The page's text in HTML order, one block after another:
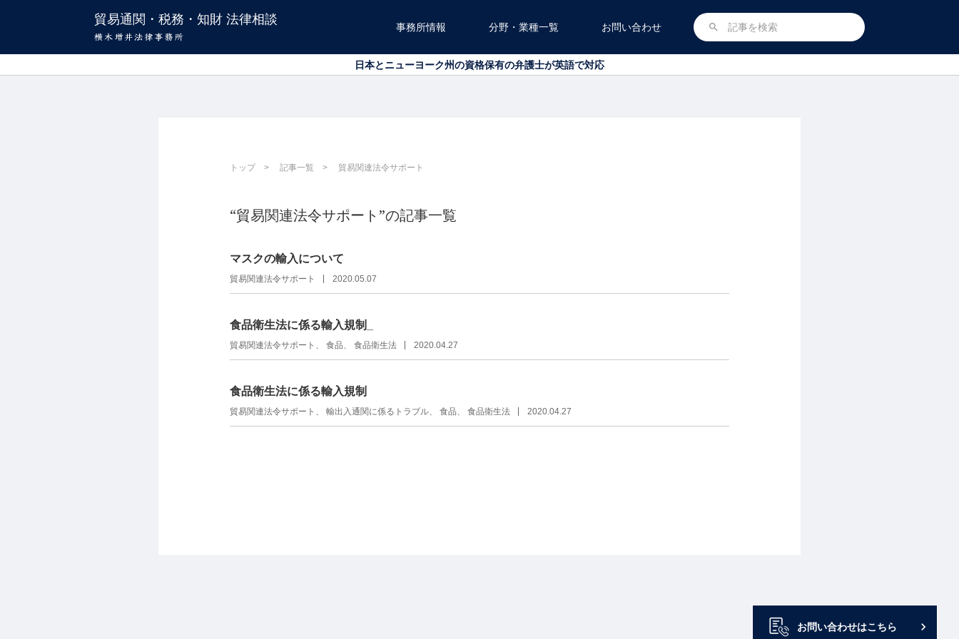
貿易通関・税務・知財 法律相談
事務所情報 分野・業種一覧 お問い合わせ
search
日本とニューヨーク州の資格保有の弁護士が英語で対応
トップ 記事一覧 貿易関連法令サポート
“貿易関連法令サポート”の記事一覧
マスクの輸入について
貿易関連法令サポート 2020.05.07
食品衛生法に係る輸入規制_
貿易関連法令サポート 食品 食品衛生法 2020.04.27
食品衛生法に係る輸入規制
貿易関連法令サポート 輸出入通関に係るトラブル 食品 食品衛生法 2020.04.27
お問い合わせはこちら keyboard_arrow_right